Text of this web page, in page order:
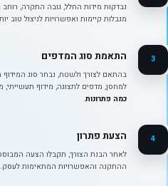
נבדקות מידות החלל, גובה התקרה, רוחב
מגבלות קיימות ואפשרויות לניצול טוב
3 התאמת סוג המדפים
בהתאם לצורך ולשטח, נבחר סוג
למחסן, מדפים לתצוגה, מידוף תעשייתי,
כמה פתרונות.
4 הצעת פתרון
לאחר הבנת הצורך, תקבלו הצעה
ההתקנה והאפשרויות המתאימות לעסק.